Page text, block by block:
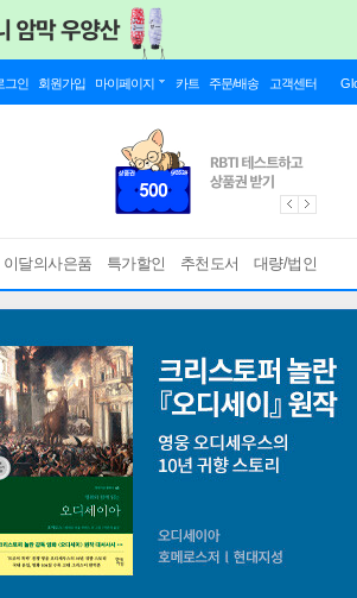
그인 회원가입 마이페이지 카트 주문/배송 고객센터
이달의사은품 특가할인 추천도서 대량/법인